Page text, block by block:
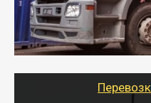
- Наша транспортная
организовать доставку
стандартных
шаландах и площадках
используя надежные